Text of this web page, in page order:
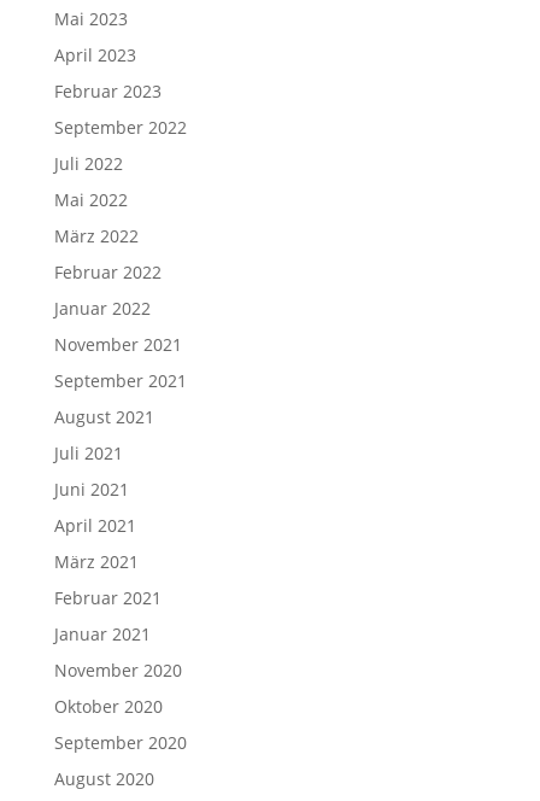
Mai 2023
April 2023
Februar 2023
September 2022
Juli 2022
Mai 2022
März 2022
Februar 2022
Januar 2022
November 2021
September 2021
August 2021
Juli 2021
Juni 2021
April 2021
März 2021
Februar 2021
Januar 2021
November 2020
Oktober 2020
September 2020
August 2020